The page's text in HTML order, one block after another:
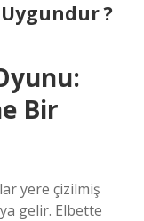
?
Bir
yere çizilmiş
gelir. Elbette